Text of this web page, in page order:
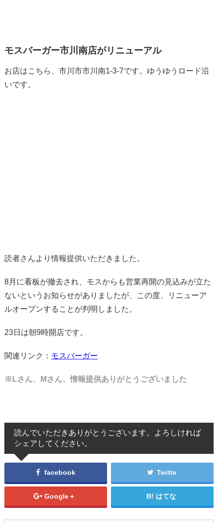
モスバーガー市川南店がリニューアル
お店はこちら、市川市市川南1-3-7です。ゆうゆうロード沿
いです。
読者さんより情報提供いただきました。
8月に看板が撤去され、モスからも営業再開の見込みが立た
ないというお知らせがありましたが、この度、リニューア
ルオープンすることが判明しました。
23日は朝9時開店です。
関連リンク： モスバーガー
※Lさん、Mさん、情報提供ありがとうございました
読んでいただきありがとうございます。よろしければ
シェアしてください。
facebook Twitte
Google＋ はてな